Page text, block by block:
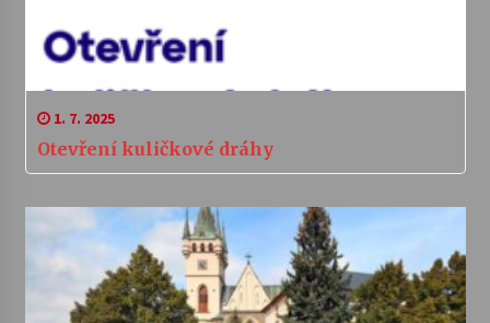
1. 7. 2025
Otevření kuličkové dráhy